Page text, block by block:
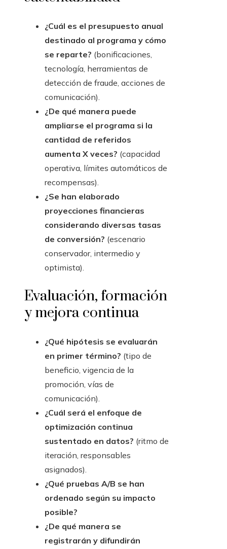
¿Cuál es el presupuesto anual
destinado al programa y cómo
se reparte? (bonificaciones,
tecnología, herramientas de
detección de fraude, acciones de
comunicación).
¿De qué manera puede
ampliarse el programa si la
cantidad de referidos
aumenta X veces? (capacidad
operativa, límites automáticos de
recompensas).
¿Se han elaborado
proyecciones financieras
considerando diversas tasas
de conversión? (escenario
conservador, intermedio y
optimista).
Evaluación, formación
y mejora continua
¿Qué hipótesis se evaluarán
en primer término? (tipo de
beneficio, vigencia de la
promoción, vías de
comunicación).
¿Cuál será el enfoque de
optimización continua
sustentado en datos? (ritmo de
iteración, responsables
asignados).
¿Qué pruebas A/B se han
ordenado según su impacto
posible?
¿De qué manera se
registrarán y difundirán